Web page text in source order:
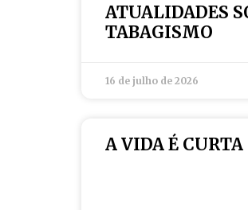
ATUALIDADES
TABAGISMO
16 de julho de 2026
A VIDA É CURTA